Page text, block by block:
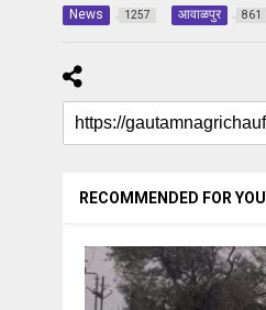
News 1257 आवाळपुर 861
RECOMMENDED FOR YOU